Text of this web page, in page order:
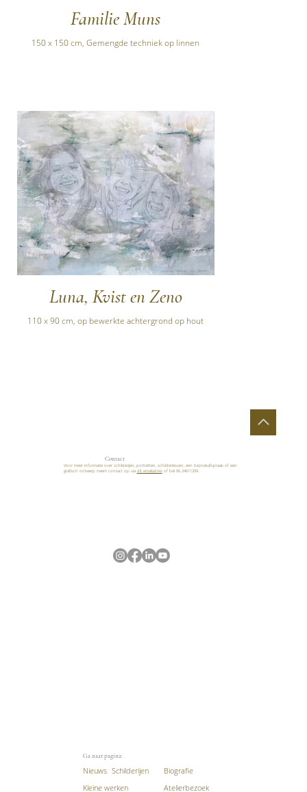
Familie Muns
150 x 150 cm, Gemengde techniek op linnen
Luna, Kvist en Zeno
110 x 90 cm, op bewerkte achtergrond op hout
Nieuws Schilderijen
Kleine werken
Biografie
Atelierbezoek
Ga naar pagina:
Voor meer informatie over schilderijen, portretten, schilderlessen, een bezoekafspraak of een
grafisch ontwerp neem contact op via dit emailadresof bel 06 24611299.
Contact